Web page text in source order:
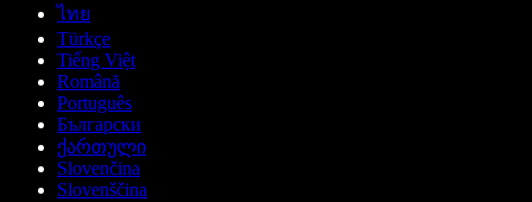
ไทย
Türkçe
Tiếng Việt
Română
Português
Български
ქართული
Slovenčina
Slovenščina